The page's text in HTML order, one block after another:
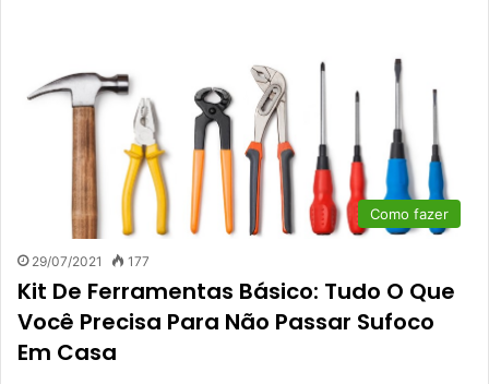
Como fazer
29/07/2021 177
Kit De Ferramentas Básico: Tudo O Que
Você Precisa Para Não Passar Sufoco
Em Casa